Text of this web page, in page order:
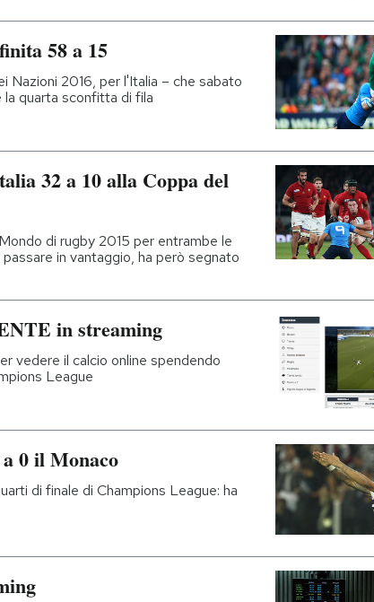
58 a 15
Nazioni 2016, per l'Italia – che sabato
quarta sconfitta di fila
32 a 10 alla Coppa del
di rugby 2015 per entrambe le
in vantaggio, ha però segnato
in streaming
vedere il calcio online spendendo
League
0 il Monaco
di finale di Champions League: ha